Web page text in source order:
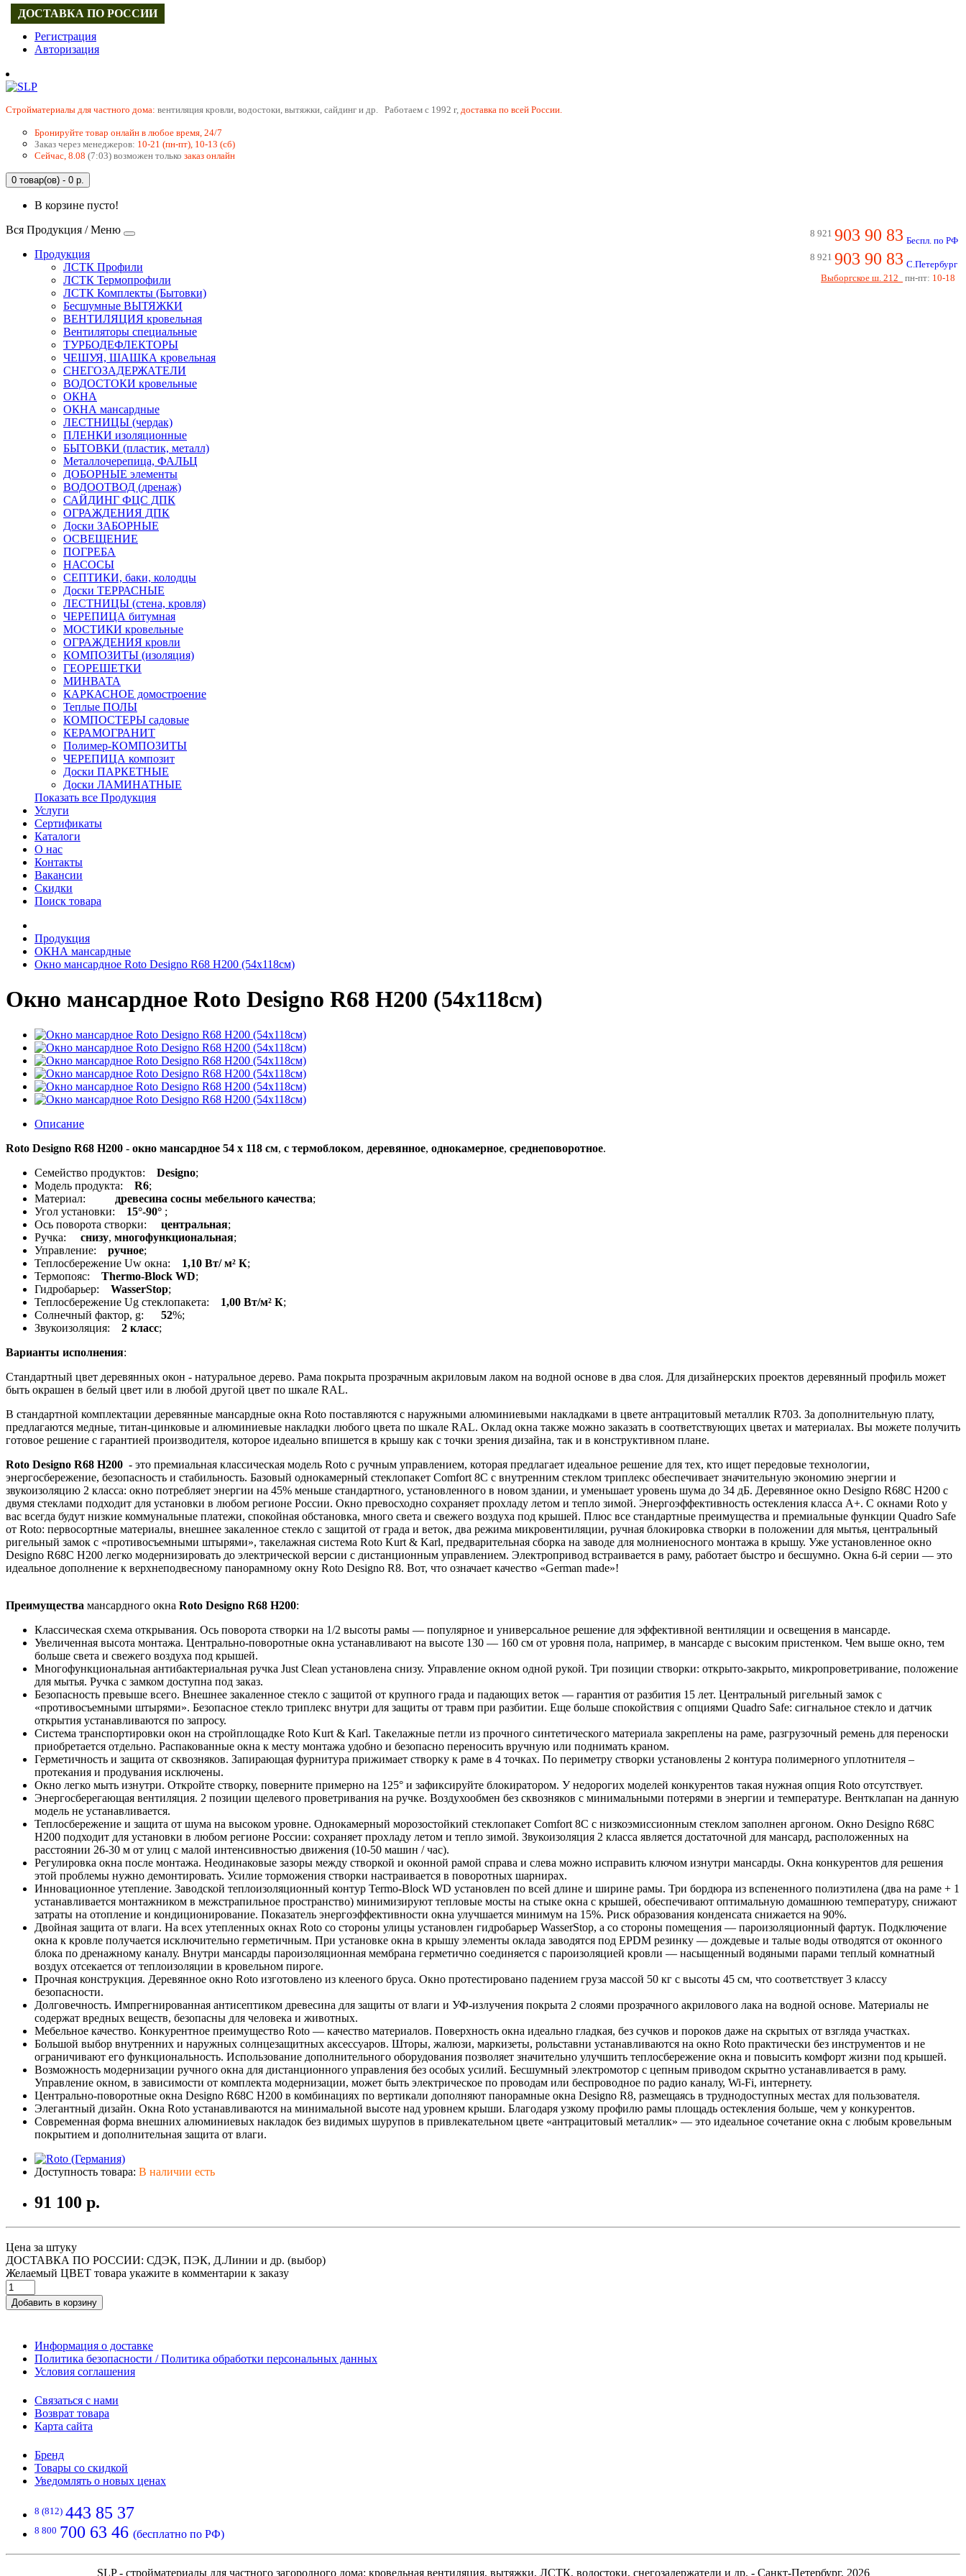
Регистрация
Авторизация
Cтройматериалы для частного дома: вентиляция кровли, водостоки, вытяжки, сайдинг и др. Работаем с 1992 г, доставка по всей России.
Бронируйте товар онлайн в любое время, 24/7
Заказ через менеджеров: 10-21 (пн-пт), 10-13 (сб)
Сейчас, 8.08 (7:03) возможен только заказ онлайн
0 товар(ов) - 0 р.
В корзине пусто!
8 921 903 90 83 Беспл. по РФ
8 921 903 90 83 С.Петербург
Выборгское ш. 212
пн-пт: 10-18
Вся Продукция / Меню
Продукция
ЛСТК Профили
ЛСТК Термопрофили
ЛСТК Комплекты (Бытовки)
Бесшумные ВЫТЯЖКИ
ВЕНТИЛЯЦИЯ кровельная
Вентиляторы специальные
ТУРБОДЕФЛЕКТОРЫ
ЧЕШУЯ, ШАШКА кровельная
СНЕГОЗАДЕРЖАТЕЛИ
ВОДОСТОКИ кровельные
ОКНА
ОКНА мансардные
ЛЕСТНИЦЫ (чердак)
ПЛЕНКИ изоляционные
БЫТОВКИ (пластик, металл)
Металлочерепица, ФАЛЬЦ
ДОБОРНЫЕ элементы
ВОДООТВОД (дренаж)
САЙДИНГ ФЦС ДПК
ОГРАЖДЕНИЯ ДПК
Доски ЗАБОРНЫЕ
ОСВЕЩЕНИЕ
ПОГРЕБА
НАСОСЫ
СЕПТИКИ, баки, колодцы
Доски ТЕРРАСНЫЕ
ЛЕСТНИЦЫ (стена, кровля)
ЧЕРЕПИЦА битумная
МОСТИКИ кровельные
ОГРАЖДЕНИЯ кровли
КОМПОЗИТЫ (изоляция)
ГЕОРЕШЕТКИ
МИНВАТА
КАРКАСНОЕ домостроение
Теплые ПОЛЫ
КОМПОСТЕРЫ садовые
КЕРАМОГРАНИТ
Полимер-КОМПОЗИТЫ
ЧЕРЕПИЦА композит
Доски ПАРКЕТНЫЕ
Доски ЛАМИНАТНЫЕ
Показать все Продукция
Услуги
Сертификаты
Каталоги
О нас
Контакты
Вакансии
Скидки
Поиск товара
Продукция
ОКНА мансардные
Окно мансардное Roto Designo R68 H200 (54x118см)
Окно мансардное Roto Designo R68 H200 (54x118см)
ДОСТАВКА ПО РОССИИ
Описание
Roto Designo R68 H200 - окно мансардное 54 x 118 см, с термоблоком, деревянное, однокамерное, среднеповоротное.
Семейство продуктов: Designo;
Модель продукта: R6;
Материал:
древесина сосны мебельного качества;
Угол установки: 15°-90° ;
Ось поворота створки: центральная;
Ручка: снизу, многофункциональная;
Управление: ручное;
Теплосбережение Uw окна: 1,10 Вт/ м² К;
Термопояс: Thermo-Block WD;
Гидробарьер: WasserStop;
Теплосбережение Ug стеклопакета:
1,00 Вт/м² К;
Солнечный фактор, g:
52%;
Звукоизоляция:
2 класс;
Варианты исполнения:
Стандартный цвет деревянных окон - натуральное дерево. Рама покрыта прозрачным акриловым лаком на водной основе в два слоя. Для дизайнерских проектов деревянный профиль может
быть окрашен в белый цвет или в любой другой цвет по шкале RAL.
В стандартной комплектации деревянные мансардные окна Roto поставляются с наружными алюминиевыми накладками в цвете антрацитовый металлик R703. За дополнительную плату,
предлагаются медные, титан-цинковые и алюминиевые накладки любого цвета по шкале RAL. Оклад окна также можно заказать в соответствующих цветах и материалах. Вы можете получить
готовое решение с гарантией производителя, которое идеально впишется в крышу как с точки зрения дизайна, так и в конструктивном плане.
Roto Designo R68 H200 - это премиальная классическая модель Roto с ручным управлением, которая предлагает идеальное решение для тех, кто ищет передовые технологии,
энергосбережение, безопасность и стабильность. Базовый однокамерный стеклопакет Comfort 8C с внутренним стеклом триплекс обеспечивает значительную экономию энергии и
звукоизоляцию 2 класса: окно потребляет энергии на 45% меньше стандартного, установленного в новом здании, и уменьшает уровень шума до 34 дБ. Деревянное окно Designo R68С H200 с
двумя стеклами подходит для установки в любом регионе России. Окно превосходно сохраняет прохладу летом и тепло зимой. Энергоэффективность остекления класса A+. С окнами Roto у
вас всегда будут низкие коммунальные платежи, спокойная обстановка, много света и свежего воздуха под крышей. Плюс все стандартные преимущества и премиальные функции Quadro Safe
от Roto: первосортные материалы, внешнее закаленное стекло с защитой от града и веток, два режима микровентиляции, ручная блокировка створки в положении для мытья, центральный
ригельный замок с «противосъемными штырями», такелажная система Roto Kurt & Karl, предварительная сборка на заводе для молниеносного монтажа в крышу. Уже установленное окно
Designo R68С H200 легко модернизировать до электрической версии с дистанционным управлением. Электропривод встраивается в раму, работает быстро и бесшумно. Окна 6-й серии — это
идеальное дополнение к верхнеподвесному панорамному окну Roto Designo R8. Вот, что означает качество «German made»!
Преимущества мансардного окна Roto Designo R68 H200:
Классическая схема открывания. Ось поворота створки на 1/2 высоты рамы — популярное и универсальное решение для эффективной вентиляции и освещения в мансарде.
Увеличенная высота монтажа. Центрально-поворотные окна устанавливают на высоте 130 — 160 см от уровня пола, например, в мансарде с высоким пристенком. Чем выше окно, тем
больше света и свежего воздуха под крышей.
Многофункциональная антибактериальная ручка Just Clean установлена снизу. Управление окном одной рукой. Три позиции створки: открыто-закрыто, микропроветривание, положение
для мытья. Ручка с замком доступна под заказ.
Безопасность превыше всего. Внешнее закаленное стекло с защитой от крупного града и падающих веток — гарантия от разбития 15 лет. Центральный ригельный замок с
«противосъемными штырями». Безопасное стекло триплекс внутри для защиты от травм при разбитии. Еще больше спокойствия с опциями Quadro Safe: сигнальное стекло и датчик
открытия устанавливаются по запросу.
Система транспортировки окон на стройплощадке Roto Kurt & Karl. Такелажные петли из прочного синтетического материала закреплены на раме, разгрузочный ремень для переноски
приобретается отдельно. Распакованные окна к месту монтажа удобно и безопасно переносить вручную или поднимать краном.
Герметичность и защита от сквозняков. Запирающая фурнитура прижимает створку к раме в 4 точках. По периметру створки установлены 2 контура полимерного уплотнителя –
протекания и продувания исключены.
Окно легко мыть изнутри. Откройте створку, поверните примерно на 125° и зафиксируйте блокиратором. У недорогих моделей конкурентов такая нужная опция Roto отсутствует.
Энергосберегающая вентиляция. 2 позиции щелевого проветривания на ручке. Воздухообмен без сквозняков с минимальными потерями в энергии и температуре. Вентклапан на данную
модель не устанавливается.
Теплосбережение и защита от шума на высоком уровне. Однокамерный морозостойкий стеклопакет Comfort 8C с низкоэмиссионным стеклом заполнен аргоном. Окно Designo R68C
H200 подходит для установки в любом регионе России: сохраняет прохладу летом и тепло зимой. Звукоизоляция 2 класса является достаточной для мансард, расположенных на
расстоянии 26-30 м от улиц с малой интенсивностью движения (10-50 машин / час).
Регулировка окна после монтажа. Неодинаковые зазоры между створкой и оконной рамой справа и слева можно исправить ключом изнутри мансарды. Окна конкурентов для решения
этой проблемы нужно демонтировать. Усилие торможения створки настраивается в поворотных шарнирах.
Инновационное утепление. Заводской теплоизоляционный контур Termo-Block WD установлен по всей длине и ширине рамы. Три бордюра из вспененного полиэтилена (два на раме + 1
устанавливается монтажником в межстрапильное пространство) минимизируют тепловые мосты на стыке окна с крышей, обеспечивают оптимальную домашнюю температуру, снижают
затраты на отопление и кондиционирование. Показатель энергоэффективности окна улучшается минимум на 15%. Риск образования конденсата снижается на 90%.
Двойная защита от влаги. На всех утепленных окнах Roto со стороны улицы установлен гидробарьер WasserStop, а со стороны помещения — пароизоляционный фартук. Подключение
окна к кровле получается исключительно герметичным. При установке окна в крышу элементы оклада заводятся под EPDM резинку — дождевые и талые воды отводятся от оконного
блока по дренажному каналу. Внутри мансарды пароизоляционная мембрана герметично соединяется с пароизоляцией кровли — насыщенный водяными парами теплый комнатный
воздух отсекается от теплоизоляции в кровельном пироге.
Прочная конструкция. Деревянное окно Roto изготовлено из клееного бруса. Окно протестировано падением груза массой 50 кг с высоты 45 см, что соответствует 3 классу
безопасности.
Долговечность. Импрегнированная антисептиком древесина для защиты от влаги и УФ-излучения покрыта 2 слоями прозрачного акрилового лака на водной основе. Материалы не
содержат вредных веществ, безопасны для человека и животных.
Мебельное качество. Конкурентное преимущество Roto — качество материалов. Поверхность окна идеально гладкая, без сучков и пороков даже на скрытых от взгляда участках.
Большой выбор внутренних и наружных солнцезащитных аксессуаров. Шторы, жалюзи, маркизеты, рольставни устанавливаются на окно Roto практически без инструментов и не
ограничивают его функциональность. Использование дополнительного оборудования позволяет значительно улучшить теплосбережение окна и повысить комфорт жизни под крышей.
Возможность модернизации ручного окна для дистанционного управления без особых усилий. Бесшумный электромотор с цепным приводом скрытно устанавливается в раму.
Управление окном, в зависимости от комплекта модернизации, может быть электрическое по проводам или беспроводное по радио каналу, Wi-Fi, интернету.
Центрально-поворотные окна Designo R68C H200 в комбинациях по вертикали дополняют панорамные окна Designo R8, размещаясь в труднодоступных местах для пользователя.
Элегантный дизайн. Окна Roto устанавливаются на минимальной высоте над уровнем крыши. Благодаря узкому профилю рамы площадь остекления больше, чем у конкурентов.
Современная форма внешних алюминиевых накладок без видимых шурупов в привлекательном цвете «антрацитовый металлик» — это идеальное сочетание окна с любым кровельным
покрытием и дополнительная защита от влаги.
Доступность товара: В наличии есть
91 100 р.
Цена за штуку
ДОСТАВКА ПО РОССИИ: СДЭК, ПЭК, Д.Линии и др. (выбор)
Желаемый ЦВЕТ товара укажите в комментарии к заказу
Добавить в корзину
Информация о доставке
Политика безопасности / Политика обработки персональных данных
Условия соглашения
Связаться с нами
Возврат товара
Карта сайта
Бренд
Товары со скидкой
Уведомлять о новых ценах
8 (812) 443 85 37
8 800 700 63 46 (бесплатно по РФ)
SLP - стройматериалы для частного загородного дома: кровельная вентиляция, вытяжки, ЛСТК, водостоки, снегозадержатели и др. - Санкт-Петербург, 2026